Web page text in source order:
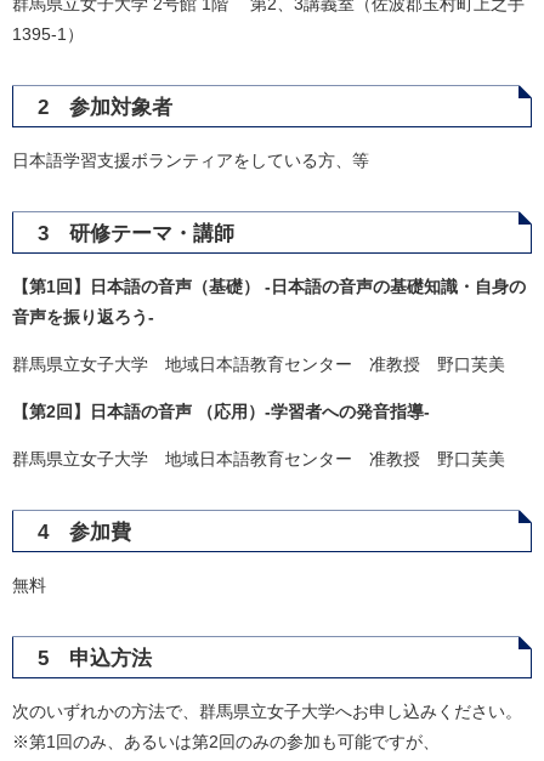
群馬県立女子大学 2号館 1階 第2、3講義室（佐波郡玉村町上之手
1395-1）
2 参加対象者
日本語学習支援ボランティアをしている方、等
3 研修テーマ・講師
【第1回】日本語の音声（基礎） -日本語の音声の基礎知識・自身の
音声を振り返ろう-
群馬県立女子大学 地域日本語教育センター 准教授 野口芙美
【第2回】日本語の音声 （応用）-学習者への発音指導-
群馬県立女子大学 地域日本語教育センター 准教授 野口芙美
4 参加費
無料
5 申込方法
次のいずれかの方法で、群馬県立女子大学へお申し込みください。
※第1回のみ、あるいは第2回のみの参加も可能ですが、